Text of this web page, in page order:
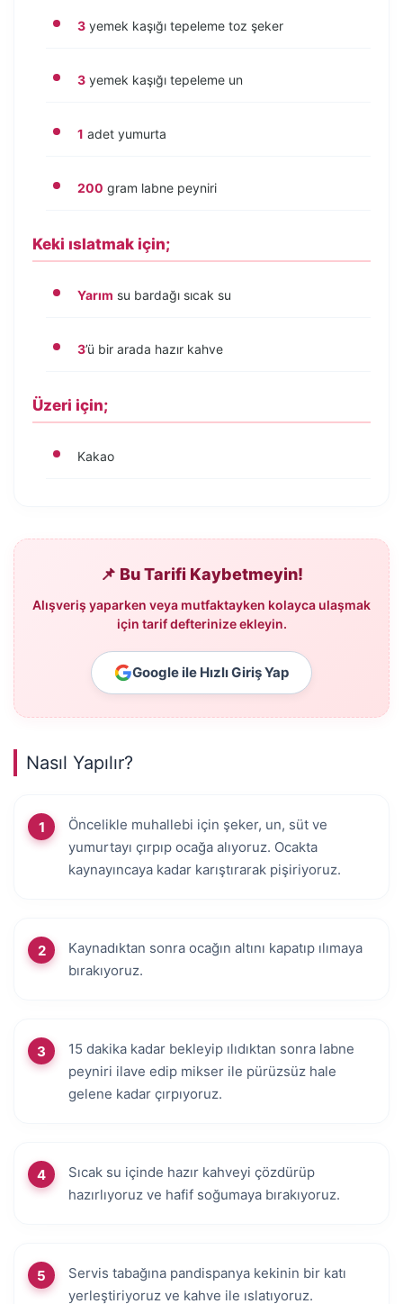
3 yemek kaşığı tepeleme toz şeker
3 yemek kaşığı tepeleme un
1 adet yumurta
200 gram labne peyniri
Keki ıslatmak için;
Yarım su bardağı sıcak su
3’ü bir arada hazır kahve
Üzeri için;
Kakao
📌 Bu Tarifi Kaybetmeyin!
Alışveriş yaparken veya mutfaktayken kolayca ulaşmak
için tarif defterinize ekleyin.
Google ile Hızlı Giriş Yap
Nasıl Yapılır?
Öncelikle muhallebi için şeker, un, süt ve
yumurtayı çırpıp ocağa alıyoruz. Ocakta
kaynayıncaya kadar karıştırarak pişiriyoruz.
Kaynadıktan sonra ocağın altını kapatıp ılımaya
bırakıyoruz.
15 dakika kadar bekleyip ılıdıktan sonra labne
peyniri ilave edip mikser ile pürüzsüz hale
gelene kadar çırpıyoruz.
Sıcak su içinde hazır kahveyi çözdürüp
hazırlıyoruz ve hafif soğumaya bırakıyoruz.
Servis tabağına pandispanya kekinin bir katı
yerleştiriyoruz ve kahve ile ıslatıyoruz.